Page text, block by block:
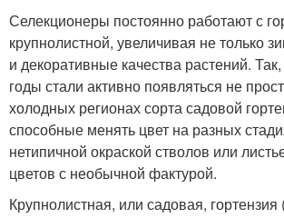
Селекционеры постоянно работают с
крупнолистной, увеличивая не только
и декоративные качества растений.
годы стали активно появляться не
холодных регионах сор­та садовой
способные менять цвет на разных
нетипичной окраской стволов или
цветов с необычной фактурой.
Крупнолистная, или садовая,